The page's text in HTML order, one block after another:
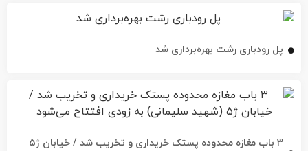
پل رودباری رشت بهره‌برداری شد
۳ باب مغازه محدوده پستک خریداری و تخریب شد / خیابان ژ۵